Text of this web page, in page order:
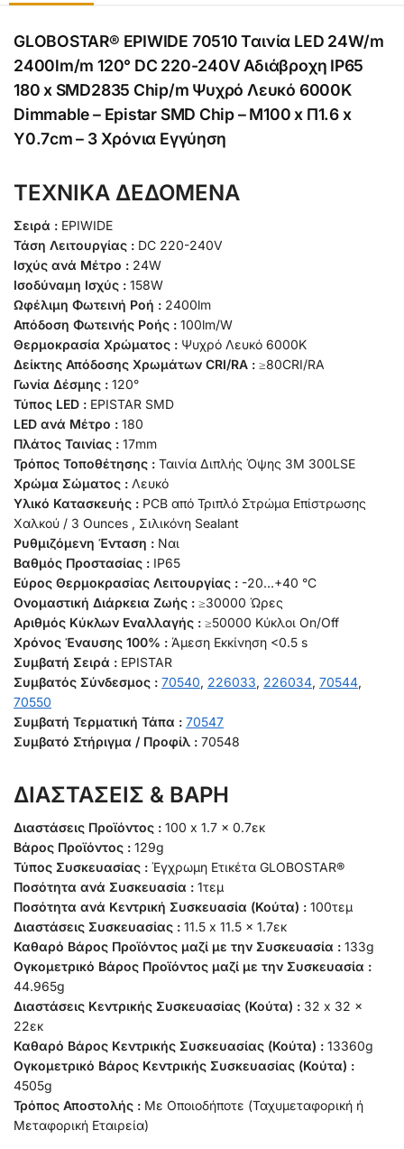
GLOBOSTAR® EPIWIDE 70510 Ταινία LED 24W/m
2400lm/m 120° DC 220-240V Αδιάβροχη IP65
180 x SMD2835 Chip/m Ψυχρό Λευκό 6000K
Dimmable – Epistar SMD Chip – M100 x Π1.6 x
Υ0.7cm – 3 Χρόνια Εγγύηση
ΤΕΧΝΙΚΑ ΔΕΔΟΜΕΝΑ
Σειρά : EPIWIDE
Τάση Λειτουργίας : DC 220-240V
Ισχύς ανά Μέτρο : 24W
Ισοδύναμη Ισχύς : 158W
Ωφέλιμη Φωτεινή Ροή : 2400lm
Απόδοση Φωτεινής Ροής : 100lm/W
Θερμοκρασία Χρώματος : Ψυχρό Λευκό 6000K
Δείκτης Απόδοσης Χρωμάτων CRI/RA : ≥80CRI/RA
Γωνία Δέσμης : 120°
Τύπος LED : EPISTAR SMD
LED ανά Μέτρο : 180
Πλάτος Ταινίας : 17mm
Τρόπος Τοποθέτησης : Ταινία Διπλής Όψης 3M 300LSE
Χρώμα Σώματος : Λευκό
Υλικό Κατασκευής : PCB από Τριπλό Στρώμα Επίστρωσης
Χαλκού / 3 Ounces , Σιλικόνη Sealant
Ρυθμιζόμενη Ένταση : Ναι
Βαθμός Προστασίας : IP65
Εύρος Θερμοκρασίας Λειτουργίας : -20…+40 °C
Ονομαστική Διάρκεια Ζωής : ≥30000 Ώρες
Αριθμός Κύκλων Εναλλαγής : ≥50000 Κύκλοι On/Off
Χρόνος Έναυσης 100% : Άμεση Εκκίνηση <0.5 s
Συμβατή Σειρά : EPISTAR
Συμβατός Σύνδεσμος : 70540, 226033, 226034, 70544,
70550
Συμβατή Τερματική Τάπα : 70547
Συμβατό Στήριγμα / Προφίλ : 70548
ΔΙΑΣΤΑΣΕΙΣ & ΒΑΡΗ
Διαστάσεις Προϊόντος : 100 x 1.7 x 0.7εκ
Βάρος Προϊόντος : 129g
Τύπος Συσκευασίας : Έγχρωμη Ετικέτα GLOBOSTAR®
Ποσότητα ανά Συσκευασία : 1τεμ
Ποσότητα ανά Κεντρική Συσκευασία (Κούτα) : 100τεμ
Διαστάσεις Συσκευασίας : 11.5 x 11.5 x 1.7εκ
Καθαρό Βάρος Προϊόντος μαζί με την Συσκευασία : 133g
Ογκομετρικό Βάρος Προϊόντος μαζί με την Συσκευασία :
44.965g
Διαστάσεις Κεντρικής Συσκευασίας (Κούτα) : 32 x 32 x
22εκ
Καθαρό Βάρος Κεντρικής Συσκευασίας (Κούτα) : 13360g
Ογκομετρικό Βάρος Κεντρικής Συσκευασίας (Κούτα) :
4505g
Τρόπος Αποστολής : Με Οποιοδήποτε (Ταχυμεταφορική ή
Μεταφορική Εταιρεία)